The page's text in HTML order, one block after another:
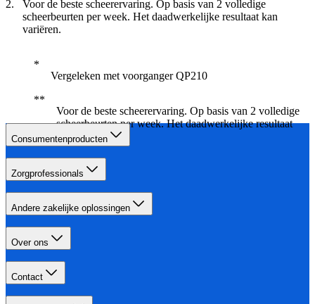
Voor de beste scheerervaring. Op basis van 2 volledige
scheerbeurten per week. Het daadwerkelijke resultaat kan
variëren.
Vergeleken met voorganger QP210
Voor de beste scheerervaring. Op basis van 2 volledige
scheerbeurten per week. Het daadwerkelijke resultaat
kan variëren.
Consumentenproducten
Zorgprofessionals
Andere zakelijke oplossingen
Over ons
Contact